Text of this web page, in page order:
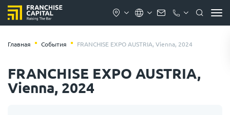
Главная События FRANCHISE EXPO AUSTRIA, Vienna, 2024
FRANCHISE EXPO AUSTRIA,
Vienna, 2024